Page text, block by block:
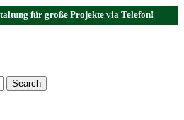
für große Projekte via Telefon!
Search